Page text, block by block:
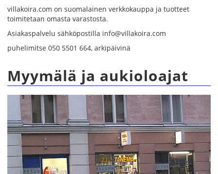
villakoira.com on suomalainen verkkokauppa ja tuotteet
toimitetaan omasta varastosta.
Asiakaspalvelu sähköpostilla info@villakoira.com
puhelimitse 050 5501 664, arkipäivinä
Myymälä ja aukioloajat